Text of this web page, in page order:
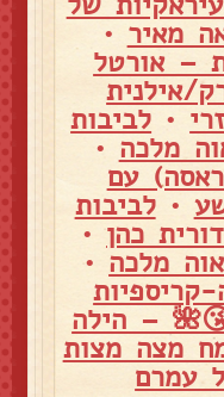
מאיר •
– אורטל
אילנית
• לביבות
מלכה •
עם
•לביבות
כהן •
מלכה •
קריספיות
– הילה
מצה מצות
עמרם